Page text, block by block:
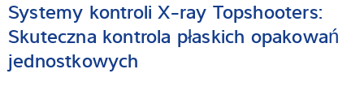
Systemy kontroli X-ray Topshooters:
Skuteczna kontrola płaskich opakowań
jednostkowych